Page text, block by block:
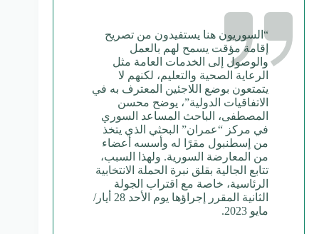
“السوريون هنا يستفيدون من تصريح
إقامة مؤقت يسمح لهم بالعمل
والوصول إلى الخدمات العامة مثل
الرعاية الصحية والتعليم، لكنهم لا
يتمتعون بوضع اللاجئين المعترف به في
الاتفاقيات الدولية”، يوضح محسن
المصطفى، الباحث المساعد السوري
في مركز “عمران” البحثي الذي يتخذ
من إسطنبول مقرًا له وأسسه أعضاء
من المعارضة السورية. ولهذا السبب،
تتابع الجالية بقلق نبرة الحملة الانتخابية
الرئاسية، خاصة مع اقتراب الجولة
الثانية المقرر إجراؤها يوم الأحد 28 أيار/
مايو 2023.